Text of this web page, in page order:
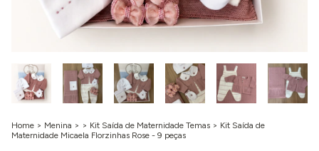
Home > Menina > > Kit Saída de Maternidade Temas > Kit Saída de
Maternidade Micaela Florzinhas Rose - 9 peças